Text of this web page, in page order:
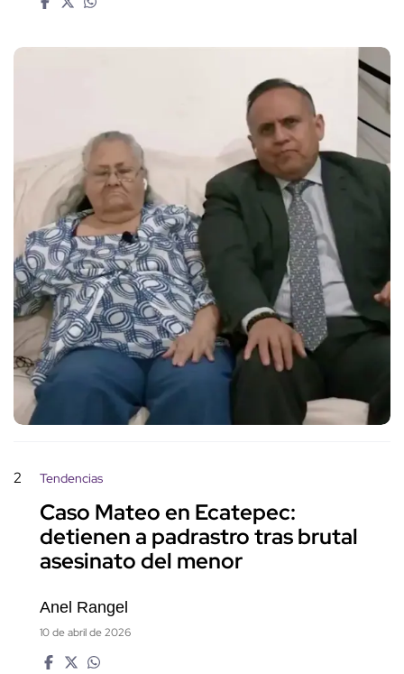
2 Tendencias
Caso Mateo en Ecatepec:
detienen a padrastro tras brutal
asesinato del menor
Anel Rangel
10 de abril de 2026